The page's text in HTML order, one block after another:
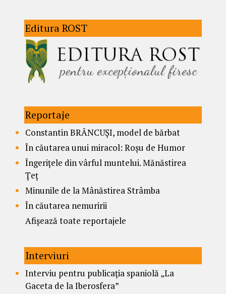
Editura ROST
Reportaje
Constantin BRÂNCUȘI, model de bărbat
În căutarea unui miracol: Roșu de Humor
Îngerițele din vârful muntelui. Mănăstirea
Țeț
Minunile de la Mânăstirea Strâmba
În căutarea nemuririi
Afișează toate reportajele
Interviuri
Interviu pentru publicația spaniolă „La
Gaceta de la Iberosfera”